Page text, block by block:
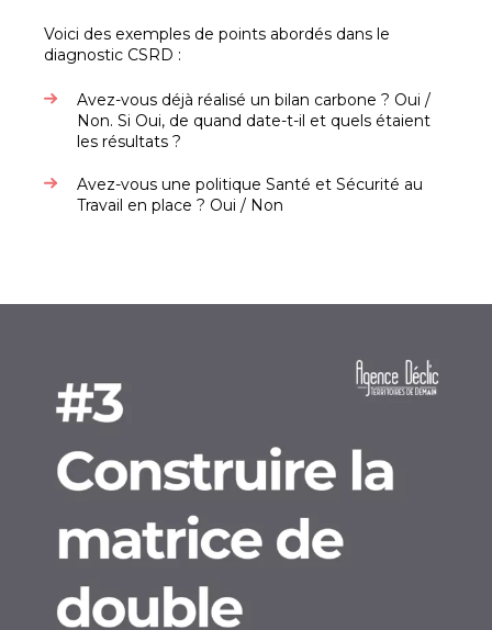
Voici des exemples de points abordés dans le
diagnostic CSRD :
Avez-vous déjà réalisé un bilan carbone ? Oui /
Non. Si Oui, de quand date-t-il et quels étaient
les résultats ?
Avez-vous une politique Santé et Sécurité au
Travail en place ? Oui / Non